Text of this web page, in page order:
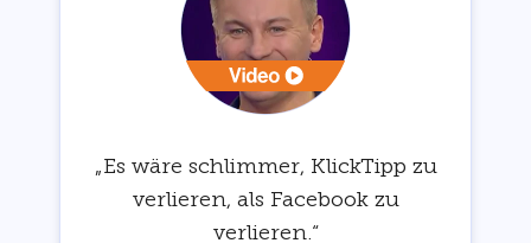
„Es wäre schlimmer, KlickTipp zu
verlieren, als Facebook zu
verlieren.“